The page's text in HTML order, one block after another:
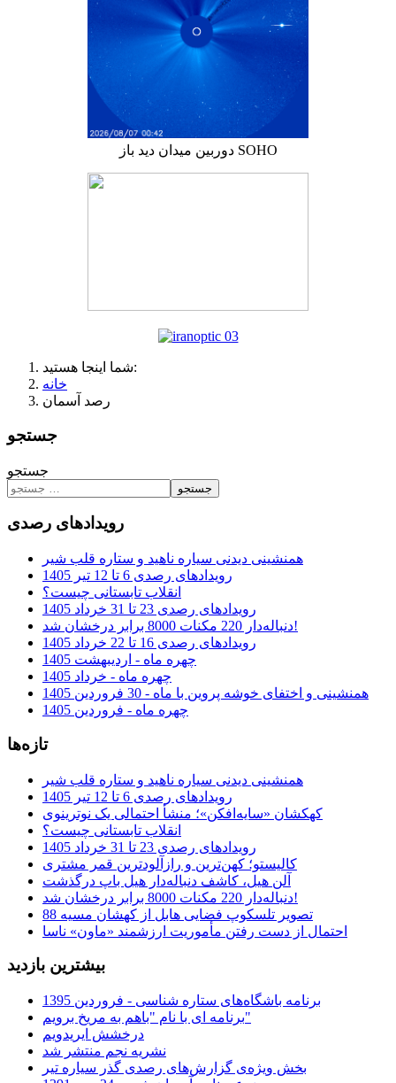
دوربین میدان دید باز SOHO
شما اینجا هستید:
خانه
رصد آسمان
جستجو
جستجو
جستجو
رویدادهای رصدی
همنشینی دیدنی سیاره ناهید و ستاره قلب شیر
رویدادهای رصدی 6 تا 12 تیر 1405
انقلاب تابستانی چیست؟
رویدادهای رصدی 23 تا 31 خرداد 1405
دنباله‌دار 220 مکنات 8000 برابر درخشان شد!
رویدادهای رصدی 16 تا 22 خرداد 1405
چهره ماه - اردیبهشت 1405
چهره ماه - خرداد 1405
همنشینی و اختفای خوشه پروین با ماه - 30 فروردین 1405
چهره ماه - فروردین 1405
تازه‌ها
همنشینی دیدنی سیاره ناهید و ستاره قلب شیر
رویدادهای رصدی 6 تا 12 تیر 1405
کهکشان «سایه‌افکن»؛ منشأ احتمالی یک نوترینوی
انقلاب تابستانی چیست؟
رویدادهای رصدی 23 تا 31 خرداد 1405
کالیستو؛ کهن‌ترین و رازآلودترین قمر مشتری
آلن هیل، کاشف دنباله‌دار هیل باپ درگذشت
دنباله‌دار 220 مکنات 8000 برابر درخشان شد!
تصویر تلسکوپ فضایی هابل از کهشان مسیه 88
احتمال از دست رفتن مأموریت ارزشمند «ماون» ناسا
بیشترین بازدید
برنامه باشگاه‌های ستاره شناسی - فروردین 1395
برنامه ای با نام "باهم به مریخ برویم"
درخشش ایریدویم
نشریه نجم منتشر شد
بخش ویژه‌ی گزارش‌های رصدی گذر سیاره تیر